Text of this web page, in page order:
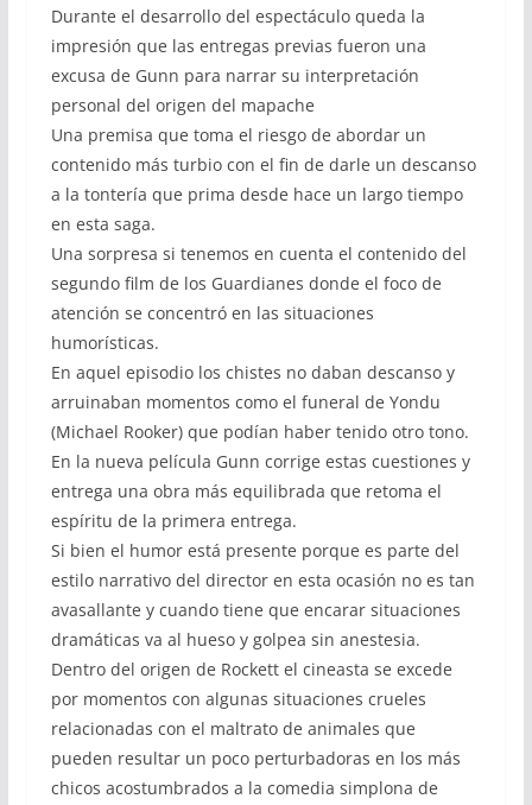
Durante el desarrollo del espectáculo queda la
impresión que las entregas previas fueron una
excusa de Gunn para narrar su interpretación
personal del origen del mapache
Una premisa que toma el riesgo de abordar un
contenido más turbio con el fin de darle un descanso
a la tontería que prima desde hace un largo tiempo
en esta saga.
Una sorpresa si tenemos en cuenta el contenido del
segundo film de los Guardianes donde el foco de
atención se concentró en las situaciones
humorísticas.
En aquel episodio los chistes no daban descanso y
arruinaban momentos como el funeral de Yondu
(Michael Rooker) que podían haber tenido otro tono.
En la nueva película Gunn corrige estas cuestiones y
entrega una obra más equilibrada que retoma el
espíritu de la primera entrega.
Si bien el humor está presente porque es parte del
estilo narrativo del director en esta ocasión no es tan
avasallante y cuando tiene que encarar situaciones
dramáticas va al hueso y golpea sin anestesia.
Dentro del origen de Rockett el cineasta se excede
por momentos con algunas situaciones crueles
relacionadas con el maltrato de animales que
pueden resultar un poco perturbadoras en los más
chicos acostumbrados a la comedia simplona de